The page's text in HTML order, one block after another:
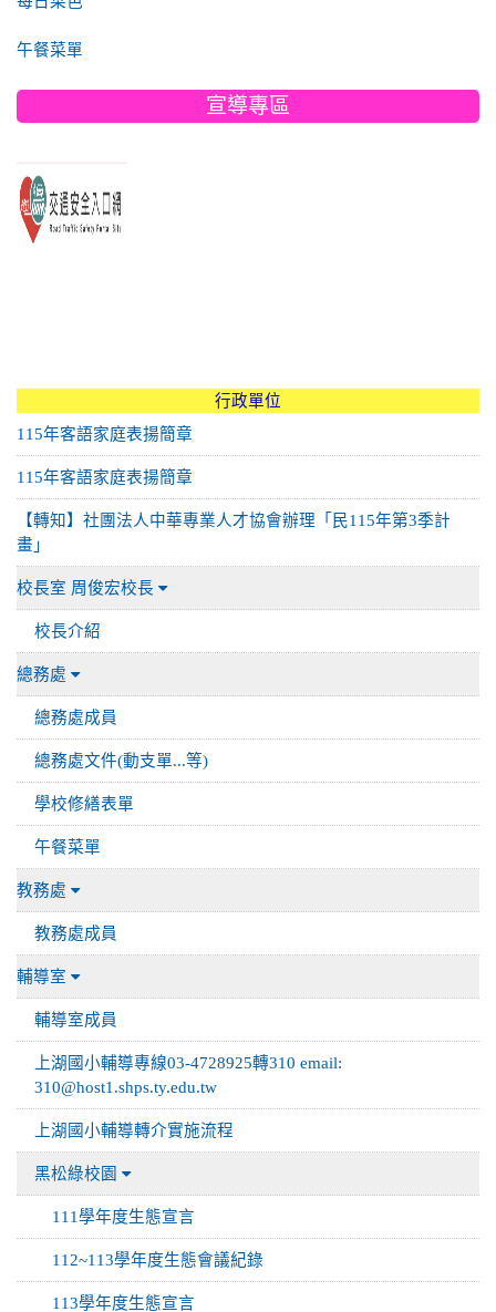
午餐菜單
宣導專區
:::
行政單位
115年客語家庭表揚簡章
115年客語家庭表揚簡章
【轉知】社團法人中華專業人才協會辦理「民115年第3季計
畫」
校長室 周俊宏校長
校長介紹
總務處
總務處成員
總務處文件(動支單...等)
學校修繕表單
午餐菜單
教務處
教務處成員
輔導室
輔導室成員
上湖國小輔導專線03-4728925轉310 email:
310@host1.shps.ty.edu.tw
上湖國小輔導轉介實施流程
黑松綠校園
111學年度生態宣言
112~113學年度生態會議紀錄
113學年度生態宣言